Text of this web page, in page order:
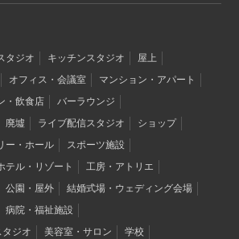
タジオ キッチンスタジオ
屋上
オフィス・会議室
マンション・アパート
・飲食店
バーラウンジ
廃墟 ライブ配信スタジオ
ショップ
ー・ホール
スポーツ施設
テル・リゾート
工房・アトリエ
公園・屋外
結婚式場・ウェディング会場
病院・福祉施設
ジオ
美容室・サロン
学校